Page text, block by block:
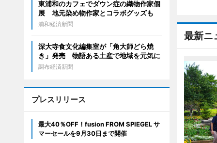
最新ニ
東浦和のカフェでダウン症の織物作家個
展 地元染め物作家とコラボグッズも
浦和経済新聞
深大寺食文化編集室が「角大師どら焼
き」発売 物語ある土産で地域を元気に
調布経済新聞
プレスリリース
最大40％OFF！fusion FROM SPIEGEL サ
マーセールを9月30日まで開催